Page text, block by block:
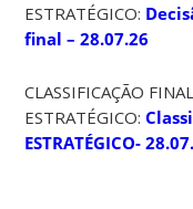
ESTRATÉGICO:
final – 28.07.26
CLASSIFICAÇÃO
ESTRATÉGICO:
ESTRATÉGICO-